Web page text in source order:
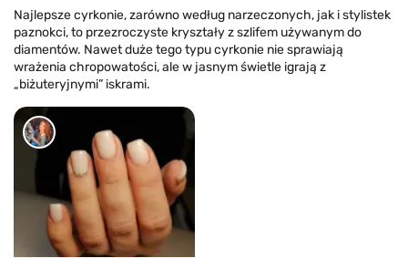
Najlepsze cyrkonie, zarówno według narzeczonych, jak i stylistek
paznokci, to przezroczyste kryształy z szlifem używanym do
diamentów. Nawet duże tego typu cyrkonie nie sprawiają
wrażenia chropowatości, ale w jasnym świetle igrają z
„biżuteryjnymi” iskrami.